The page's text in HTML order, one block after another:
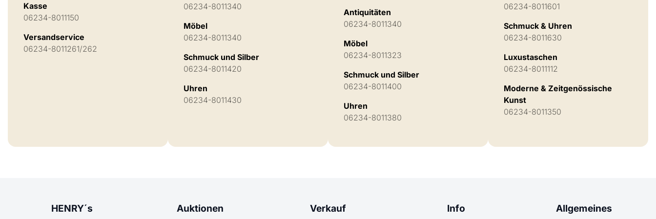
Kasse
06234-8011150
Versandservice
06234-8011261/262
06234-8011340
Möbel
06234-8011340
Schmuck und Silber
06234-8011420
Uhren
06234-8011430
Antiquitäten
06234-8011340
Möbel
06234-8011323
Schmuck und Silber
06234-8011400
Uhren
06234-8011380
06234-8011601
Schmuck & Uhren
06234-8011630
Luxustaschen
06234-8011112
Moderne & Zeitgenössische
Kunst
06234-8011350
HENRY´s Auktionen Verkauf Info Allgemeines